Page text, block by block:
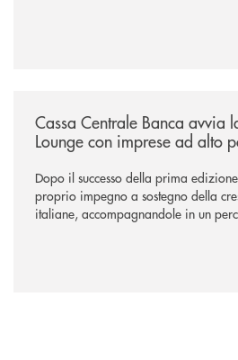
negoziazione esclusiva per la
Cassa Centrale Banca avvia
Lounge con imprese ad alto
Dopo il successo della prima
proprio impegno a sostegno della
italiane, accompagnandole in un